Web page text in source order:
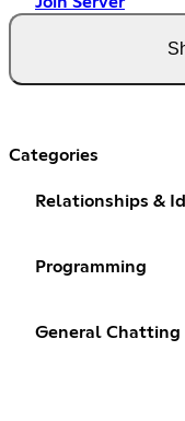
Categories
Relationships &
Programming
General Chatting